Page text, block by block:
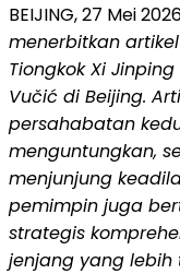
BEIJING, 27 Mei
menerbitkan
Tiongkok Xi
Vučić di Beijing.
persahabatan
menguntungkan,
menjunjung
pemimpin juga
strategis
jenjang yang lebih